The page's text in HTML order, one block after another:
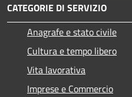
CATEGORIE DI SERVIZIO
Anagrafe e stato civile
Cultura e tempo libero
Vita lavorativa
Imprese e Commercio